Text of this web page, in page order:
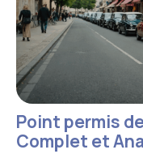
Point permis
Complet et